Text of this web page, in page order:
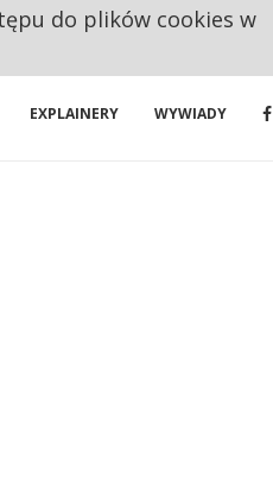
EXPLAINERY WYWIADY
do plików cookies w